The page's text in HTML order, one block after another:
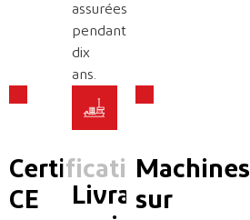
assurées
pendant
dix
ans.
Certification
CE
Livraison
Machines
sur